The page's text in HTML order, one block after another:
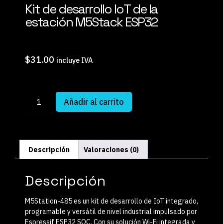
Kit de desarrollo IoT de la
estación M5Stack ESP32
$31.00 incluye IVA
Añadir al carrito
Descripción Valoraciones (0)
Descripción
M5Station-485 es un kit de desarrollo de IoT integrado,
programable y versátil de nivel industrial impulsado por
Espressif ESP32 SOC. Con su solución Wi-Fi integrada y